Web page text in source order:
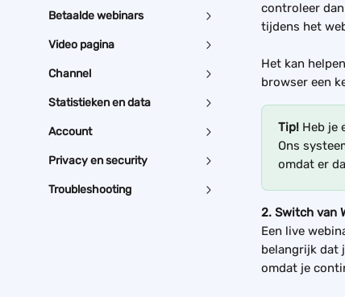
Betaalde webinars
Video pagina
Channel
Statistieken en data
Account
Privacy en security
Troubleshooting
controleer
tijdens het
Het kan
browser een
Tip! Heb je
Ons
omdat er
2. Switch van
Een live
belangrijk dat
omdat je